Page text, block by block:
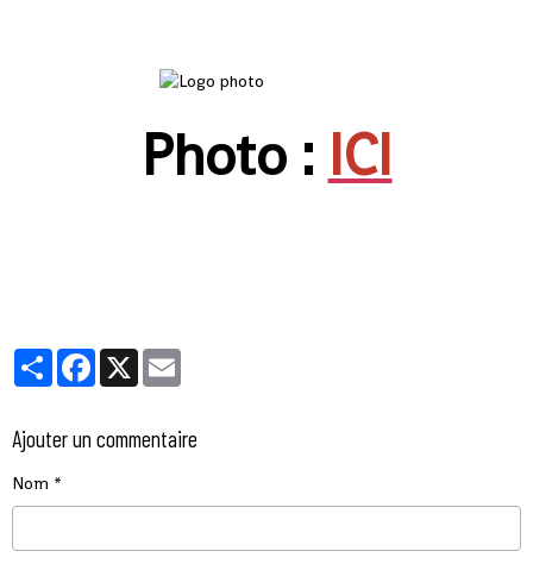
Photo : ICI
PartagerFacebook
X
Ajouter un commentaire
Nom